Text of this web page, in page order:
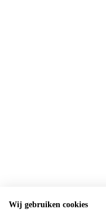
Wij gebruiken cookies